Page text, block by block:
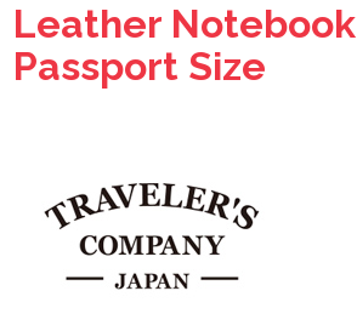
Leather Notebook
Passport Size